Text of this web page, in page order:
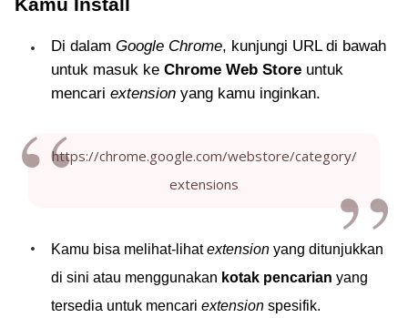
Di dalam Google Chrome, kunjungi URL di bawah
untuk masuk ke Chrome Web Store untuk
mencari extension yang kamu inginkan.
https://chrome.google.com/webstore/category/
extensions
Kamu bisa melihat-lihatextension yang ditunjukkan
di sini atau menggunakan kotak pencarian yang
tersedia untuk mencari extension spesifik.